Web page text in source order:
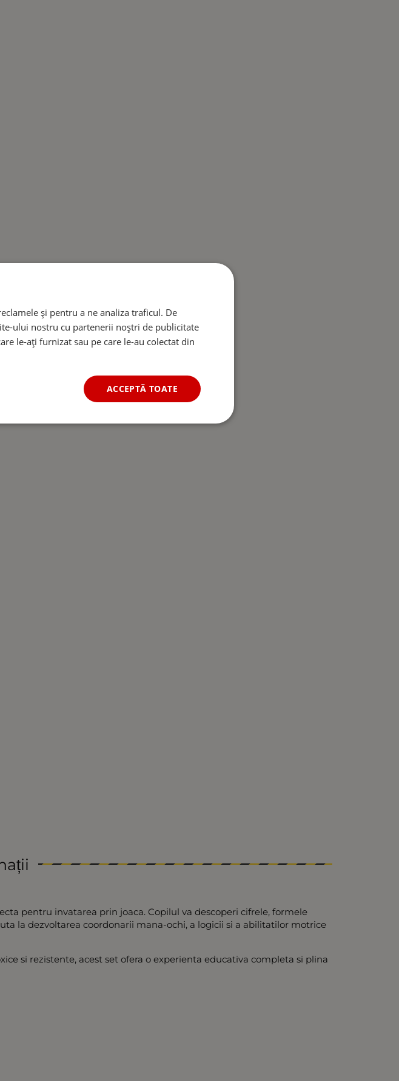
pentru invatarea prin joaca. Copilul va descoperi cifrele, formele
la dezvoltarea coordonarii mana-ochi, a logicii si a abilitatilor motrice
si rezistente, acest set ofera o experienta educativa completa si plina
și pentru a ne analiza traficul. De
ului nostru cu partenerii noștri de publicitate
le-ați furnizat sau pe care le-au colectat din
ACCEPTĂ TOATE